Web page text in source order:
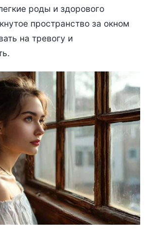
роды и здорового
пространство за окном
на тревогу и